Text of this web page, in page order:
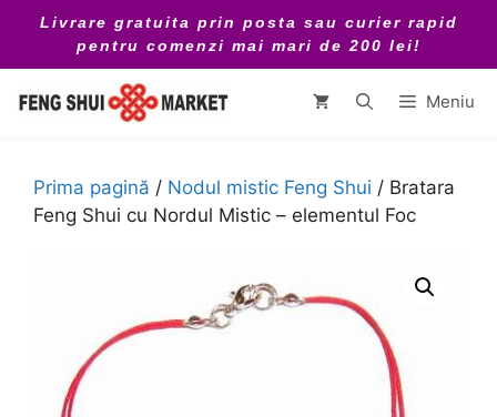
conținut
Livrare gratuita prin posta sau curier rapid
pentru comenzi mai mari de 200 lei!
Meniu
Prima pagină / Nodul mistic Feng Shui / Bratara
Feng Shui cu Nordul Mistic – elementul Foc